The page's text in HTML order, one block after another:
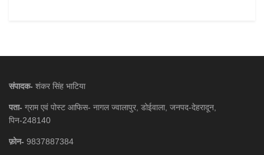
संपादक- शंकर सिंह भाटिया
पता- ग्राम एवं पोस्ट आफिस- नागल ज्वालापुर, डोईवाला, जनपद-देहरादून,
पिन-248140
फ़ोन- 9837887384